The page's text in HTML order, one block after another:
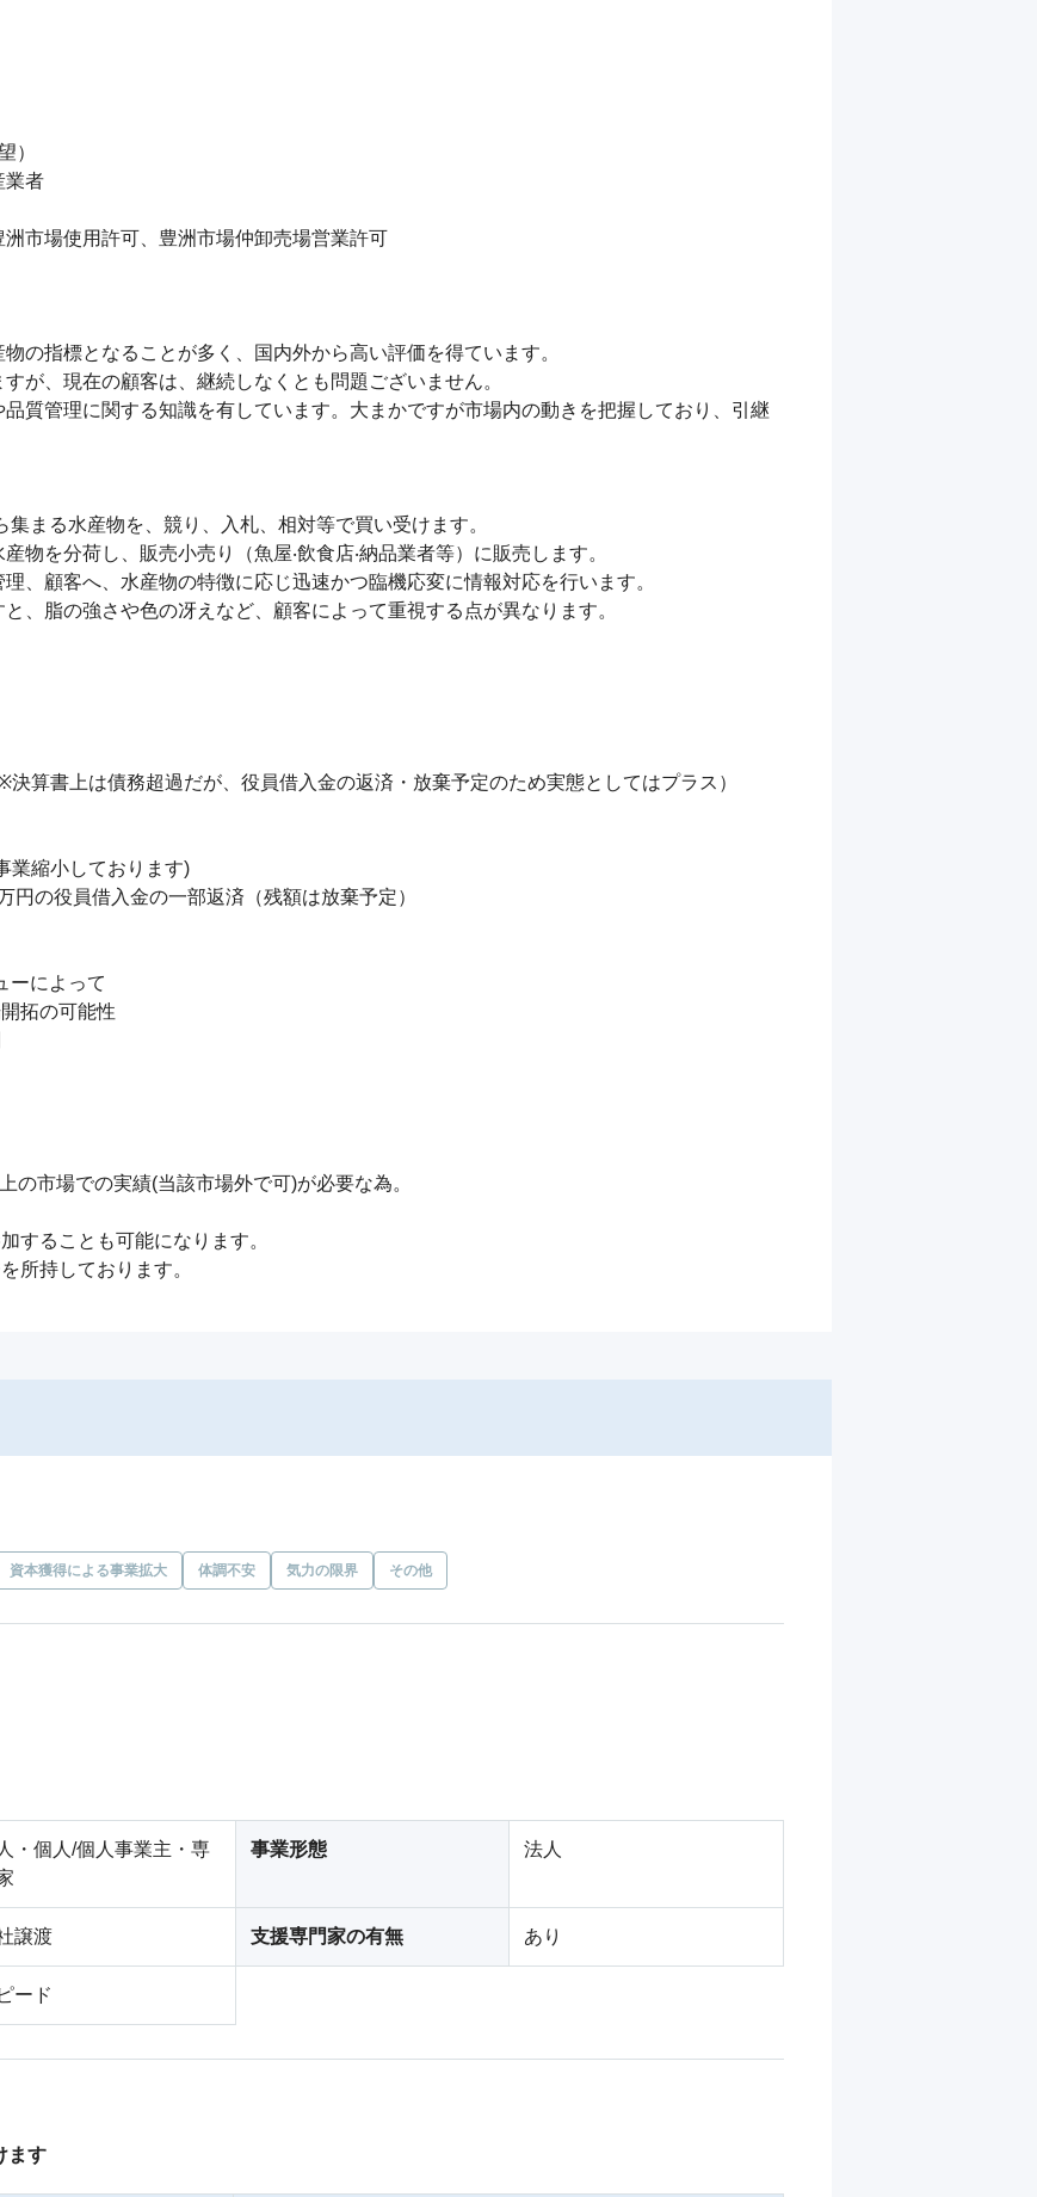
）
業者
市場使用許可、豊洲市場仲卸売場営業許可
の指標となることが多く、国内外から高い評価を得ています。
が、現在の顧客は、継続しなくとも問題ございません。
品質管理に関する知識を有しています。大まかですが市場内の動きを把握しており、引継
集まる水産物を、競り、⼊札、相対等で買い受けます。
物を分荷し、販売小売り（魚屋‧飲⾷店‧納品業者等）に販売します。
、顧客へ、水産物の特徴に応じ迅速かつ臨機応変に情報対応を行います。
、脂の強さや色の冴えなど、顧客によって重視する点が異なります。
決算書上は債務超過だが、役員借入金の返済・放棄予定のため実態としてはプラス）
業縮小しております)
円の役員借⼊金の一部返済（残額は放棄予定）
ーによって
拓の可能性
市場での実績(当該市場外で可)が必要な為。
することも可能になります。
所持しております。
資本獲得による事業拡大 体調不安 気力の限界 その他
・個人/個人事業主・専
事業形態 法人
譲渡 支援専門家の有無 あり
ード
ます